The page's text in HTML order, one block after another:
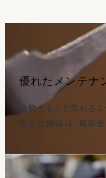
優れたメンテナ
品物をもっと売れる
高めた価値は、買取